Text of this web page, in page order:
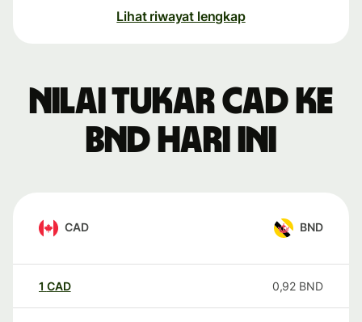
Lihat riwayat lengkap
Nilai tukar CAD ke
BND hari ini
CAD BND
1 CAD 0,92 BND